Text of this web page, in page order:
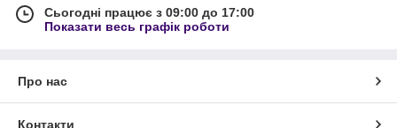
Сьогодні працює з 09:00 до 17:00
Показати весь графік роботи
Про нас
Контакти